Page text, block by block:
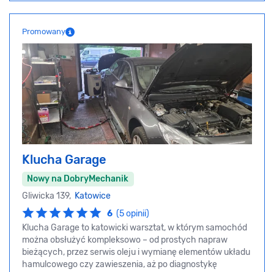
Promowany
Klucha Garage
Nowy na DobryMechanik
Gliwicka 139, Katowice
6 (5 opinii)
Klucha Garage to katowicki warsztat, w którym samochód
można obsłużyć kompleksowo – od prostych napraw
bieżących, przez serwis oleju i wymianę elementów układu
hamulcowego czy zawieszenia, aż po diagnostykę